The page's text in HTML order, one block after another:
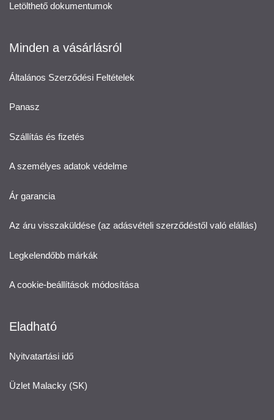
Letölthető dokumentumok
Minden a vásárlásról
Általános Szerződési Feltételek
Panasz
Szállítás és fizetés
A személyes adatok védelme
Ár garancia
Az áru visszaküldése (az adásvételi szerződéstől való elállás)
Legkelendőbb márkák
A cookie-beállítások módosítása
Eladható
Nyitvatartási idő
Üzlet Malacky (SK)